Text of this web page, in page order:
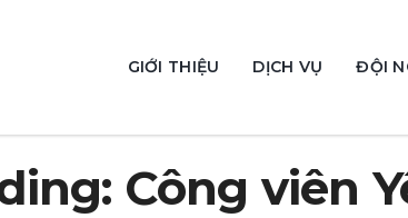
GIỚI THIỆU DỊCH VỤ ĐỘI
Công viên